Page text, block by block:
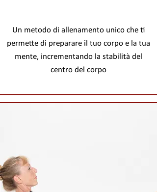
Un metodo di allenamento unico che ti
permette di preparare il tuo corpo e la tua
mente, incrementando la stabilità del
centro del corpo